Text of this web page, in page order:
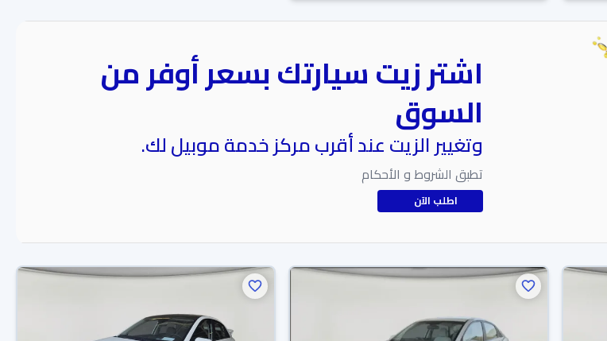
اشتر زيت سيارتك بسعر أوفر من
السوق
وتغيير الزيت عند أقرب مركز خدمة موبيل لك.
تطبق الشروط و الأحكام
اطلب الآن